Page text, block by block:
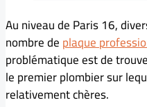
Au niveau de Paris 16,
nombre deplaque
problématique est de
le premier plombier sur
relativement chères.